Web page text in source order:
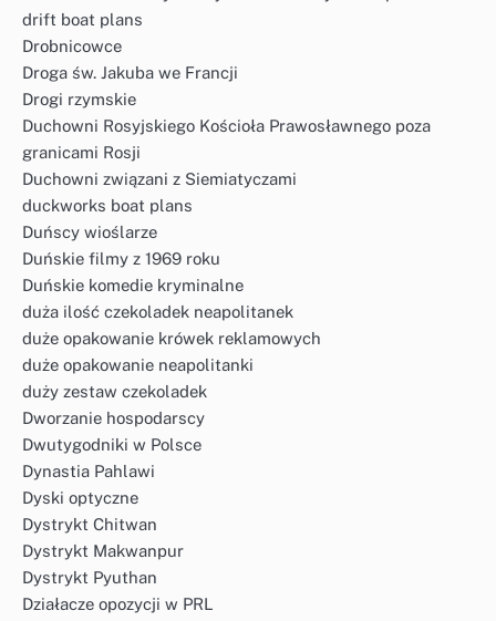
drift boat plans
Drobnicowce
Droga św. Jakuba we Francji
Drogi rzymskie
Duchowni Rosyjskiego Kościoła Prawosławnego poza
granicami Rosji
Duchowni związani z Siemiatyczami
duckworks boat plans
Duńscy wioślarze
Duńskie filmy z 1969 roku
Duńskie komedie kryminalne
duża ilość czekoladek neapolitanek
duże opakowanie krówek reklamowych
duże opakowanie neapolitanki
duży zestaw czekoladek
Dworzanie hospodarscy
Dwutygodniki w Polsce
Dynastia Pahlawi
Dyski optyczne
Dystrykt Chitwan
Dystrykt Makwanpur
Dystrykt Pyuthan
Działacze opozycji w PRL